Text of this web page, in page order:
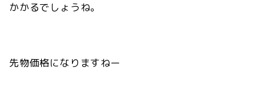
かかるでしょうね。
先物価格になりますねー